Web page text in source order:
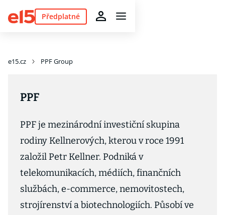
Předplatné
e15.cz PPF Group
PPF
PPF je mezinárodní investiční skupina
rodiny Kellnerových, kterou v roce 1991
založil Petr Kellner. Podniká v
telekomunikacích, médiích, finančních
službách, e-commerce, nemovitostech,
strojírenství a biotechnologiích. Působí ve